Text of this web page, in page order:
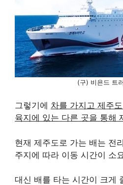
(구) 비욘드 트
그렇기에 차를 가지고 제주
육지에 있는 다른 곳을 통해
현재 제주도로 가는 배는 전
주지에 따라 이동 시간이 소
대신 배를 타는 시간이 크게